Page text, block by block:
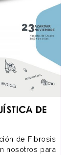
de
de Fibrosis
nosotros para